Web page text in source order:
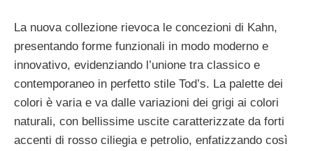
La nuova collezione rievoca le concezioni di Kahn,
presentando forme funzionali in modo moderno e
innovativo, evidenziando l’unione tra classico e
contemporaneo in perfetto stile Tod’s. La palette dei
colori è varia e va dalle variazioni dei grigi ai colori
naturali, con bellissime uscite caratterizzate da forti
accenti di rosso ciliegia e petrolio, enfatizzando così